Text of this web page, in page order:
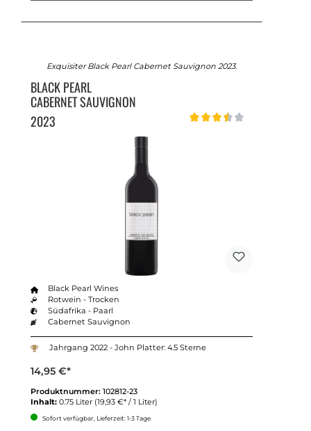
Exquisiter Black Pearl Cabernet Sauvignon 2023.
BLACK PEARL
CABERNET SAUVIGNON
2023
Black Pearl Wines
Rotwein - Trocken
Südafrika - Paarl
Cabernet Sauvignon
Jahrgang 2022 - John Platter: 4.5 Sterne
14,95 €*
Produktnummer: 102812-23
Inhalt: 0.75 Liter (19,93 €* / 1 Liter)
Sofort verfügbar, Lieferzeit: 1-3 Tage